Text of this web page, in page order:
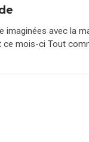
imaginées avec la
ce mois-ci Tout